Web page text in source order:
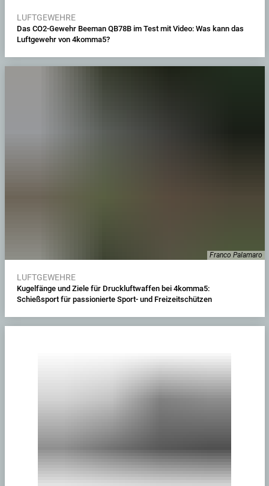
LUFTGEWEHRE
Das CO2-Gewehr Beeman QB78B im Test mit Video: Was kann das
Luftgewehr von 4komma5?
Franco Palamaro
LUFTGEWEHRE
Kugelfänge und Ziele für Druckluftwaffen bei 4komma5:
Schießsport für passionierte Sport- und Freizeitschützen